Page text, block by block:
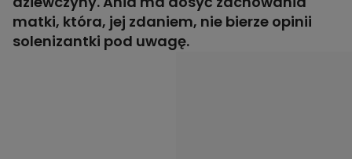
matki, która, jej zdaniem, nie bierze opinii
solenizantki pod uwagę.